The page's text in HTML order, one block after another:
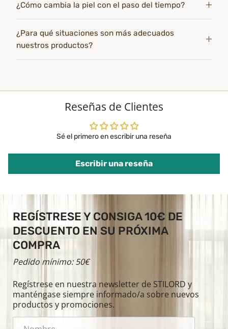
¿Cómo cambia la piel con el paso del tiempo?
¿Para qué situaciones son más adecuados
nuestros productos?
Reseñas de Clientes
Sé el primero en escribir una reseña
Escribir una reseña
REGÍSTRESE Y CONSIGA 10€ DE
DESCUENTO EN SU PRÓXIMA
COMPRA
Pedido mínimo: 50€
Regístrese en nuestra newsletter de STILORD y
manténgase siempre informado/a sobre nuevos
productos y promociones.